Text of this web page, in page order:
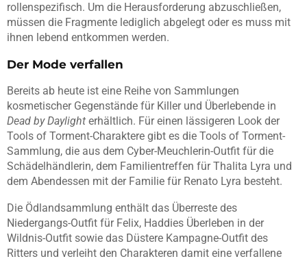
rollenspezifisch. Um die Herausforderung abzuschließen,
müssen die Fragmente lediglich abgelegt oder es muss mit
ihnen lebend entkommen werden.
Der Mode verfallen
Bereits ab heute ist eine Reihe von Sammlungen
kosmetischer Gegenstände für Killer und Überlebende in
Dead by Daylight erhältlich. Für einen lässigeren Look der
Tools of Torment-Charaktere gibt es die Tools of Torment-
Sammlung, die aus dem Cyber-Meuchlerin-Outfit für die
Schädelhändlerin, dem Familientreffen für Thalita Lyra und
dem Abendessen mit der Familie für Renato Lyra besteht.
Die Ödlandsammlung enthält das Überreste des
Niedergangs-Outfit für Felix, Haddies Überleben in der
Wildnis-Outfit sowie das Düstere Kampagne-Outfit des
Ritters und verleiht den Charakteren damit eine verfallene